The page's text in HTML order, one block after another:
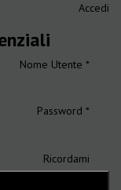
Accedi
Nome Utente *
Password *
Ricordami